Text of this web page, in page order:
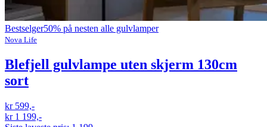
Bestselger50% på nesten alle gulvlamper
Nova Life
Blefjell gulvlampe uten skjerm 130cm
sort
kr 599,-
kr 1 199,-